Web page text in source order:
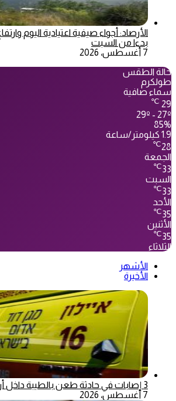
الأرصاد: أجواء صيفية اعتيادية اليوم
بدءا من السبت
7 أغسطس، 2026
حالة الطقس
طولكرم
سماء صافية
29
℃
29º - 27º
85%
1.9 كيلومتر/ساعة
28
℃
الجمعة
33
℃
السبت
33
℃
الأحد
35
℃
الأثنين
35
℃
الثلاثاء
الأشهر
الأخيرة
3 إصابات في حادثة طعن بالطيبة داخل أراضي الـ48
7 أغسطس، 2026